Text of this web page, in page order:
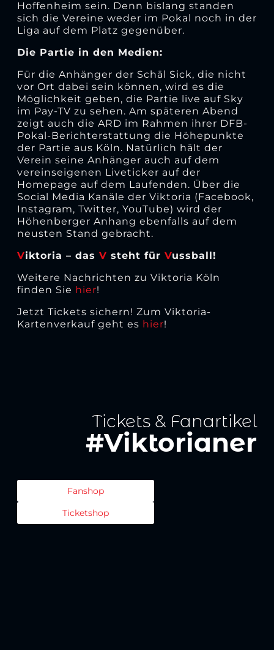
Hoffenheim sein. Denn bislang standen
sich die Vereine weder im Pokal noch in der
Liga auf dem Platz gegenüber.
Die Partie in den Medien:
Für die Anhänger der Schäl Sick, die nicht
vor Ort dabei sein können, wird es die
Möglichkeit geben, die Partie live auf Sky
im Pay-TV zu sehen. Am späteren Abend
zeigt auch die ARD im Rahmen ihrer DFB-
Pokal-Berichterstattung die Höhepunkte
der Partie aus Köln. Natürlich hält der
Verein seine Anhänger auch auf dem
vereinseigenen Liveticker auf der
Homepage auf dem Laufenden. Über die
Social Media Kanäle der Viktoria (Facebook,
Instagram, Twitter, YouTube) wird der
Höhenberger Anhang ebenfalls auf dem
neusten Stand gebracht.
Viktoria – das V steht für Vussball!
Weitere Nachrichten zu Viktoria Köln
finden Sie hier!
Jetzt Tickets sichern! Zum Viktoria-
Kartenverkauf geht es hier!
Tickets & Fanartikel
#Viktorianer
Fanshop
Ticketshop